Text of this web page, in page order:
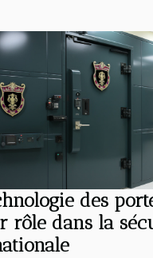
des
rôle dans la